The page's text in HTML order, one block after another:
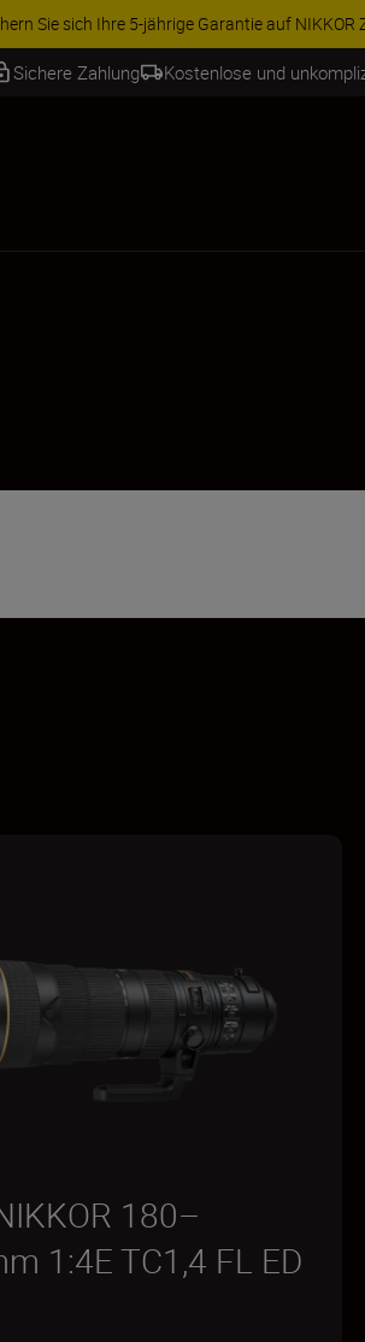
Zubehör und vervollständigen Sie
Sichere Zahlung Kostenlose und
180–
1:4E TC1,4 FL ED